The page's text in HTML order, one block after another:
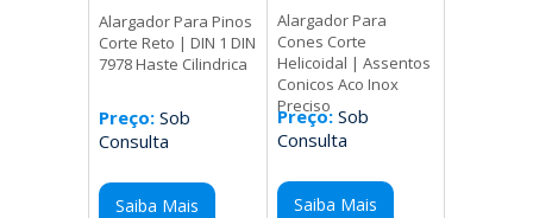
Alargador Para Pinos
Corte Reto | DIN 1 DIN
7978 Haste Cilindrica
Preço: Sob
Consulta
Saiba Mais
Alargador Para
Cones Corte
Helicoidal | Assentos
Conicos Aco Inox
Preciso
Preço:Sob
Consulta
Saiba Mais